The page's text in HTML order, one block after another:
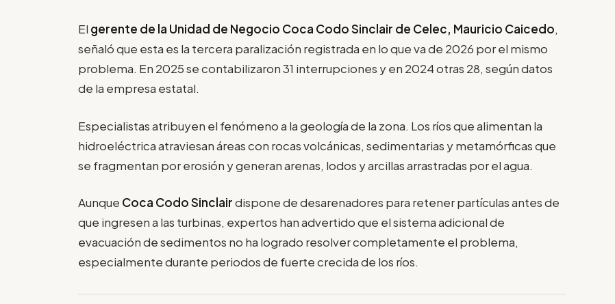
El gerente de la Unidad de Negocio Coca Codo Sinclair de Celec, Mauricio Caicedo,
señaló que esta es la tercera paralización registrada en lo que va de 2026 por el mismo
problema. En 2025 se contabilizaron 31 interrupciones y en 2024 otras 28, según datos
de la empresa estatal.
Especialistas atribuyen el fenómeno a la geología de la zona. Los ríos que alimentan la
hidroeléctrica atraviesan áreas con rocas volcánicas, sedimentarias y metamórficas que
se fragmentan por erosión y generan arenas, lodos y arcillas arrastradas por el agua.
Aunque Coca Codo Sinclairdispone de desarenadores para retener partículas antes de
que ingresen a las turbinas, expertos han advertido que el sistema adicional de
evacuación de sedimentos no ha logrado resolver completamente el problema,
especialmente durante periodos de fuerte crecida de los ríos.